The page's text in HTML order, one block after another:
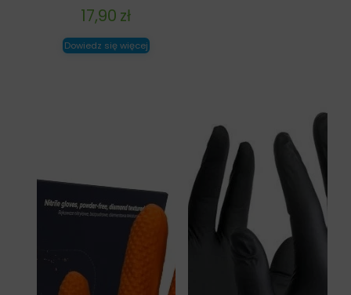
17,90 zł
Dowiedz się więcej